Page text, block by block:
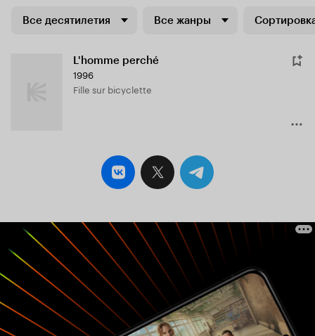
Все десятилетия Все жанры
L'homme perché
1996
Fille sur bicyclette